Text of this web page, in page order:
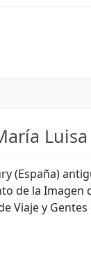
Luisa
(España)
de la Imagen
Viaje y